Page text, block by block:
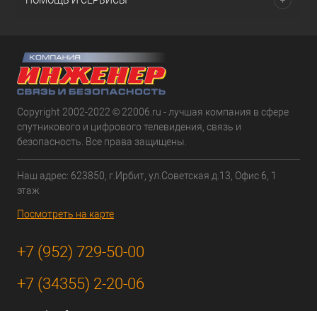
Copyright 2002-2022 © 22006.ru - лучшая компания в сфере
спутникового и цифрового телевидения, связь и
безопасность. Все права защищены.
Наш адрес: 623850, г.Ирбит, ул.Советская д.13, Офис 6, 1
этаж
Посмотреть на карте
+7 (952) 729-50-00
+7 (34355) 2-20-06